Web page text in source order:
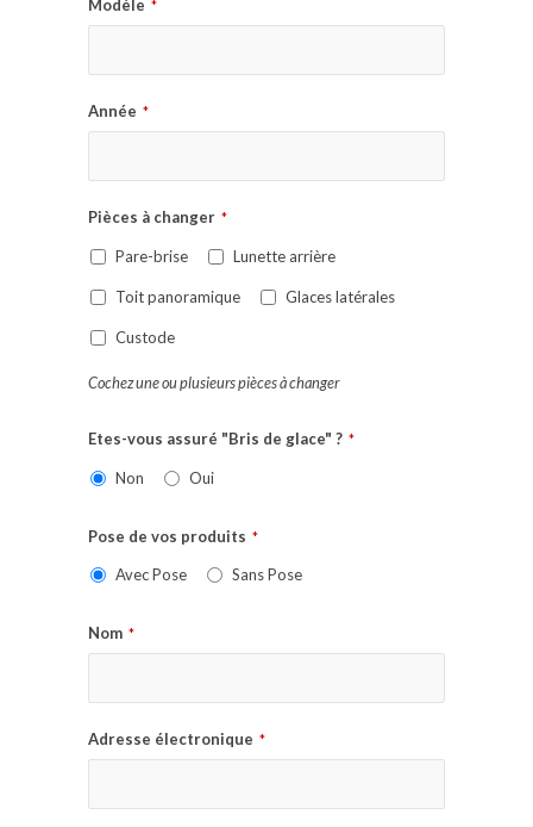
Modèle *
Année *
Pièces à changer *
Pare-brise Lunette arrière
Toit panoramique Glaces latérales
Custode
Cochez une ou plusieurs pièces à changer
Etes-vous assuré "Bris de glace" ? *
Non Oui
Pose de vos produits *
Avec Pose Sans Pose
Nom *
Adresse électronique *